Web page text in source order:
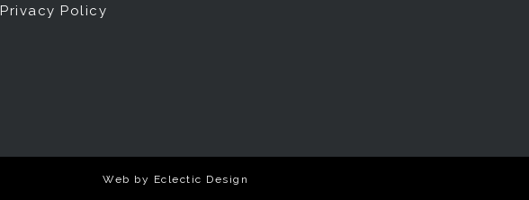
Privacy Policy
Web by Eclectic Design